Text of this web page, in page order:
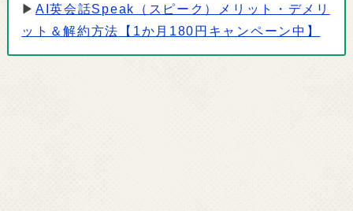
▶ AI英会話Speak（スピーク）メリット・デメリ
ット＆解約方法【1か月180円キャンペーン中】